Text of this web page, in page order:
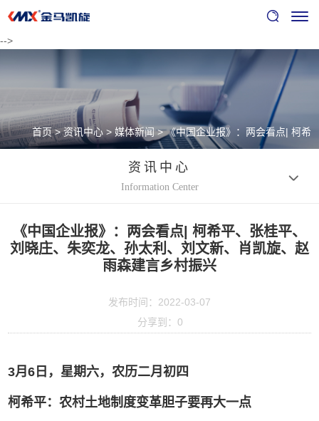
-->
首页>资讯中心>媒体新闻 >《中国企业报》：两会看点| 柯希
平、张桂平、刘晓庄、朱奕龙、孙太利、刘文新、肖凯旋、赵雨
资讯中心
Information Center
《中国企业报》：两会看点| 柯希平、张桂平、
刘晓庄、朱奕龙、孙太利、刘文新、肖凯旋、赵
雨森建言乡村振兴
发布时间：2022-03-07
分享到： 0
3月6日，星期六，农历二月初四
柯希平：农村土地制度变革胆子要再大一点